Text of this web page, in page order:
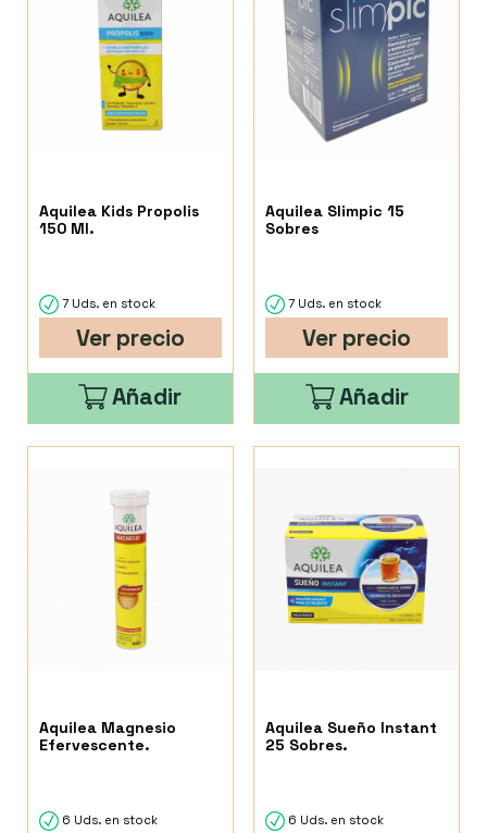
Aquilea Kids Propolis
150 Ml.
7 Uds. en stock
Ver precio
Añadir
Aquilea Slimpic 15
Sobres
7 Uds. en stock
Ver precio
Añadir
Aquilea Magnesio
Efervescente.
6 Uds. en stock
Aquilea Sueño Instant
25 Sobres.
6 Uds. en stock